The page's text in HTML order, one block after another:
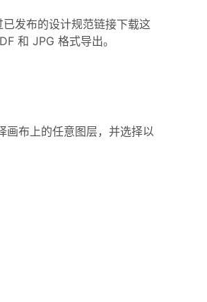
发布的设计规范链接下载这
和 JPG 格式导出。
画布上的任意图层，并选择以